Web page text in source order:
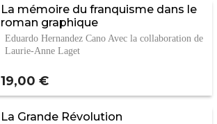
La mémoire du franquisme dans le
roman graphique
Eduardo Hernandez Cano Avec la collaboration de
Laurie-Anne Laget
Prix
19,00 €
La Grande Révolution